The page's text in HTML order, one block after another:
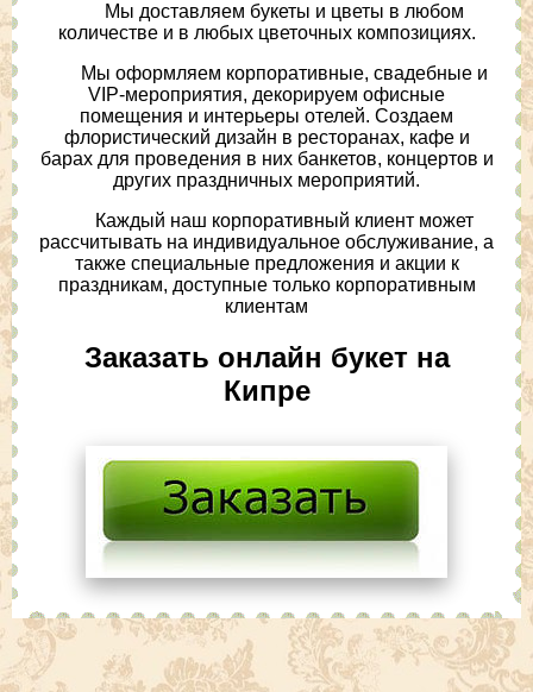
Мы доставляем букеты и цветы в любом
количестве и в любых цветочных композициях.
Мы оформляем корпоративные, свадебные и
VIP-мероприятия, декорируем офисные
помещения и интерьеры отелей. Создаем
флористический дизайн в ресторанах, кафе и
барах для проведения в них банкетов, концертов и
других праздничных мероприятий.
Каждый наш корпоративный клиент может
рассчитывать на индивидуальное обслуживание, а
также специальные предложения и акции к
праздникам, доступные только корпоративным
клиентам
Заказать онлайн букет на
Кипре